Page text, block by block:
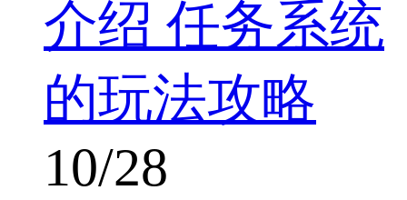
介绍 任务系统
的玩法攻略
10/28